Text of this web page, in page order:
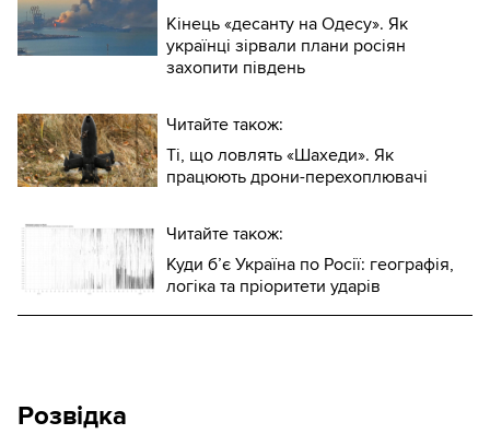
Кінець «десанту на Одесу». Як
українці зірвали плани росіян
захопити південь
Читайте також:
Ті, що ловлять «Шахеди». Як
працюють дрони-перехоплювачі
Читайте також:
Куди б’є Україна по Росії: географія,
логіка та пріоритети ударів
Розвідка